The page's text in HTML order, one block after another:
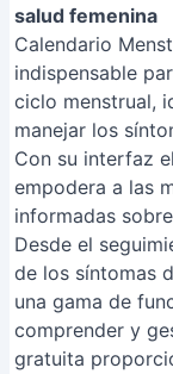
salud femenina
Calendario
indispensable
ciclo menstrual,
manejar los
Con su interfaz
empodera a las
informadas
Desde el
de los síntomas
una gama de
comprender y
gratuita